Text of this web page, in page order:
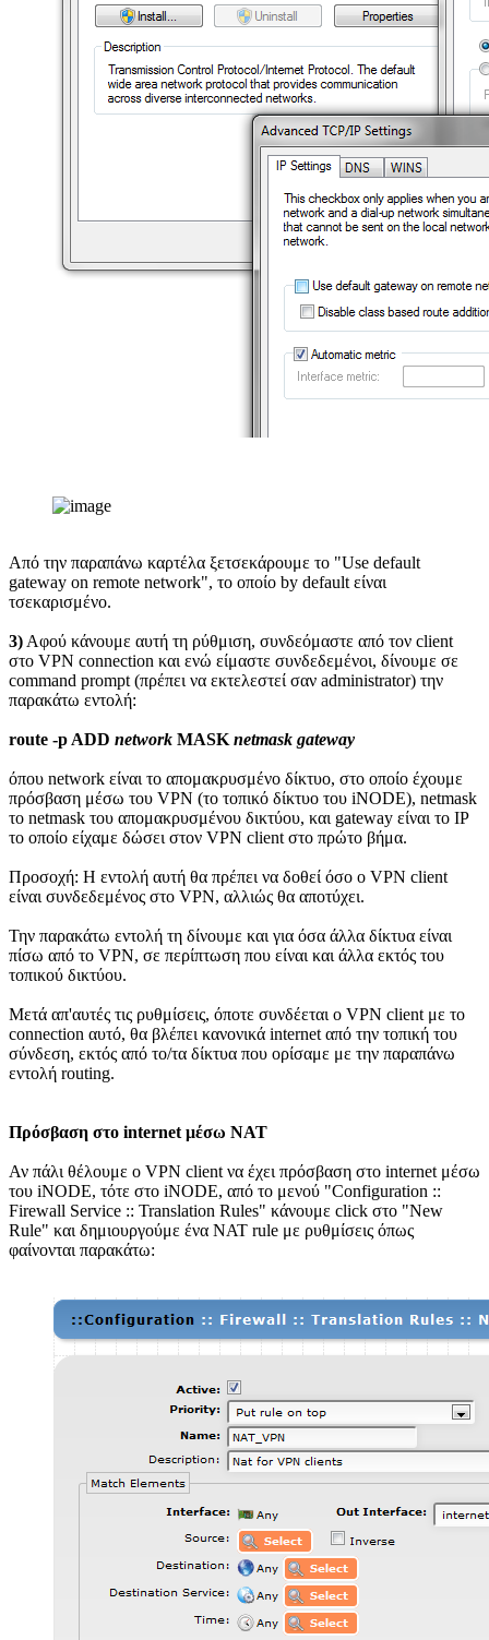
Από την παραπάνω καρτέλα ξετσεκάρουμε το "Use default
gateway on remote network", το οποίο by default είναι
τσεκαρισμένο.
3) Αφού κάνουμε αυτή τη ρύθμιση, συνδεόμαστε από τον client
στο VPN connection και ενώ είμαστε συνδεδεμένοι, δίνουμε σε
command prompt (πρέπει να εκτελεστεί σαν administrator) την
παρακάτω εντολή:
route -p ADD network MASK netmask gateway
όπου network είναι το απομακρυσμένο δίκτυο, στο οποίο έχουμε
πρόσβαση μέσω του VPN (το τοπικό δίκτυο του iNODE), netmask
το netmask του απομακρυσμένου δικτύου, και gateway είναι το IP
το οποίο είχαμε δώσει στον VPN client στο πρώτο βήμα.
Προσοχή: Η εντολή αυτή θα πρέπει να δοθεί όσο ο VPN client
είναι συνδεδεμένος στο VPN, αλλιώς θα αποτύχει.
Την παρακάτω εντολή τη δίνουμε και για όσα άλλα δίκτυα είναι
πίσω από το VPN, σε περίπτωση που είναι και άλλα εκτός του
τοπικού δικτύου.
Μετά απ'αυτές τις ρυθμίσεις, όποτε συνδέεται ο VPN client με το
connection αυτό, θα βλέπει κανονικά internet από την τοπική του
σύνδεση, εκτός από το/τα δίκτυα που ορίσαμε με την παραπάνω
εντολή routing.
Πρόσβαση στο internet μέσω NAT
Αν πάλι θέλουμε ο VPN client να έχει πρόσβαση στο internet μέσω
του iNODE, τότε στο iNODE, από το μενού "Configuration ::
Firewall Service :: Translation Rules" κάνουμε click στο "New
Rule" και δημιουργούμε ένα ΝΑΤ rule με ρυθμίσεις όπως
φαίνονται παρακάτω: